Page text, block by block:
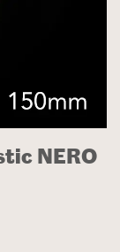
NERO